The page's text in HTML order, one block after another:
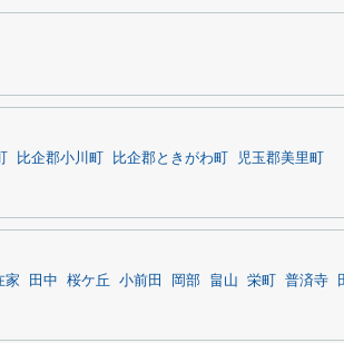
比企郡小川町 比企郡ときがわ町
児玉郡美里町
家 田中 桜ケ丘 小前田 岡部 畠山 栄町 普済寺